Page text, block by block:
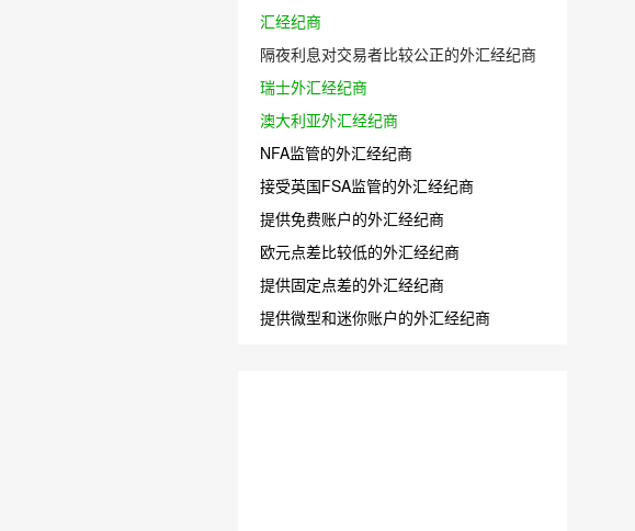
汇经纪商
隔夜利息对交易者比较公正的外汇经纪商
瑞士外汇经纪商
澳大利亚外汇经纪商
NFA监管的外汇经纪商
接受英国FSA监管的外汇经纪商
提供免费账户的外汇经纪商
欧元点差比较低的外汇经纪商
提供固定点差的外汇经纪商
提供微型和迷你账户的外汇经纪商